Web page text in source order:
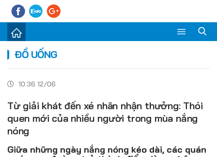
Sự kiện
Kinh tế - Tiêu dùng
Đời sống
Thị trường
Doanh nghiệp – Doanh nhân
Đồ uống
ĐỒ UỐNG
10:36 12/06
Từ giải khát đến xé nhãn nhận thưởng: Thói
quen mới của nhiều người trong mùa nắng
nóng
Giữa những ngày nắng nóng kéo dài, các quán